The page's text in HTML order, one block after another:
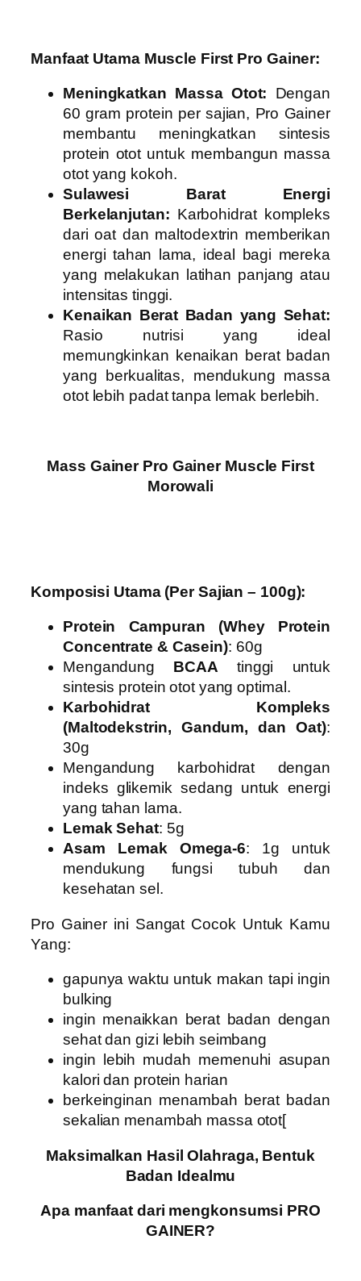
Manfaat Utama Muscle First Pro Gainer:
Meningkatkan Massa Otot: Dengan
60 gram protein per sajian, Pro Gainer
membantu meningkatkan sintesis
protein otot untuk membangun massa
otot yang kokoh.
Sulawesi Barat Energi
Berkelanjutan: Karbohidrat kompleks
dari oat dan maltodextrin memberikan
energi tahan lama, ideal bagi mereka
yang melakukan latihan panjang atau
intensitas tinggi.
Kenaikan Berat Badan yang Sehat:
Rasio nutrisi yang ideal
memungkinkan kenaikan berat badan
yang berkualitas, mendukung massa
otot lebih padat tanpa lemak berlebih.
Mass Gainer Pro Gainer Muscle First
Morowali
Komposisi Utama (Per Sajian – 100g):
Protein Campuran (Whey Protein
Concentrate & Casein): 60g
Mengandung BCAA tinggi untuk
sintesis protein otot yang optimal.
Karbohidrat Kompleks
(Maltodekstrin, Gandum, dan Oat):
30g
Mengandung karbohidrat dengan
indeks glikemik sedang untuk energi
yang tahan lama.
Lemak Sehat: 5g
Asam Lemak Omega-6: 1g untuk
mendukung fungsi tubuh dan
kesehatan sel.
Pro Gainer ini Sangat Cocok Untuk Kamu
Yang:
gapunya waktu untuk makan tapi ingin
bulking
ingin menaikkan berat badan dengan
sehat dan gizi lebih seimbang
ingin lebih mudah memenuhi asupan
kalori dan protein harian
berkeinginan menambah berat badan
sekalian menambah massa otot[
Maksimalkan Hasil Olahraga, Bentuk
Badan Idealmu
Apa manfaat dari mengkonsumsi PRO
GAINER?